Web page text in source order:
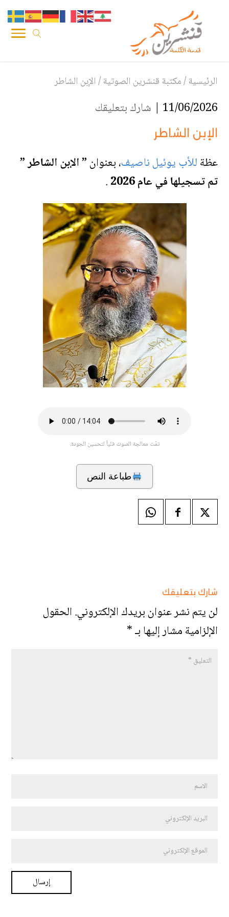
الرئيسية/مكتبة قنشرين الصوتية/الإبن الشاطر
11/06/2026 | شارك بتعليقك
الإبن الشاطر
عظةللأب يوئيل ناصيف،بعنوان” الإبن الشاطر ”
تم تسجيلها في عام 2026
.
تمّت معالجة الصوت فنّياً لتحسين الجودة.
طباعة النص
شارك بتعليقك
لن يتم نشر عنوان بريدك الإلكتروني.الحقول
الإلزامية مشار إليها بـ*